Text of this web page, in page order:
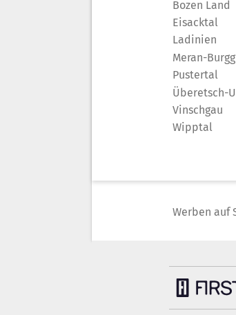
Bozen Land
Eisacktal
Ladinien
Meran-
Pustertal
Überetsch-
Vinschgau
Wipptal
Werben auf